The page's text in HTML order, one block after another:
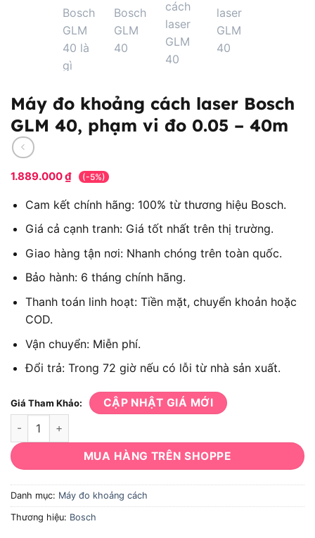
Máy đo khoảng cách laser Bosch
GLM 40, phạm vi đo 0.05 – 40m
1.889.000₫ (-5%)
Cam kết chính hãng: 100% từ thương hiệu Bosch.
Giá cả cạnh tranh: Giá tốt nhất trên thị trường.
Giao hàng tận nơi: Nhanh chóng trên toàn quốc.
Bảo hành: 6 tháng chính hãng.
Thanh toán linh hoạt: Tiền mặt, chuyển khoản hoặc
COD.
Vận chuyển: Miễn phí.
Đổi trả: Trong 72 giờ nếu có lỗi từ nhà sản xuất.
Giá Tham Khảo: CẬP NHẬT GIÁ MỚI
Máy đo khoảng cách laser Bosch GLM 40, phạm vi đo 0.05 -
MUA HÀNG TRÊN SHOPPE
Danh mục: Máy đo khoảng cách
Thương hiệu: Bosch